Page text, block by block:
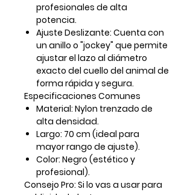
profesionales de alta
potencia.
Ajuste Deslizante: Cuenta con
un anillo o "jockey" que permite
ajustar el lazo al diámetro
exacto del cuello del animal de
forma rápida y segura.
Especificaciones Comunes
Material: Nylon trenzado de
alta densidad.
Largo: 70 cm (ideal para
mayor rango de ajuste).
Color: Negro (estético y
profesional).
Consejo Pro: Si lo vas a usar para